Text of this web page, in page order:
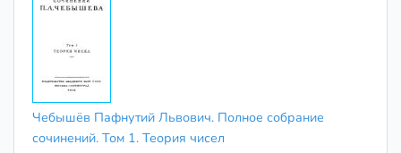
Чебышёв Пафнутий Львович. Полное собрание
сочинений. Том 1. Теория чисел